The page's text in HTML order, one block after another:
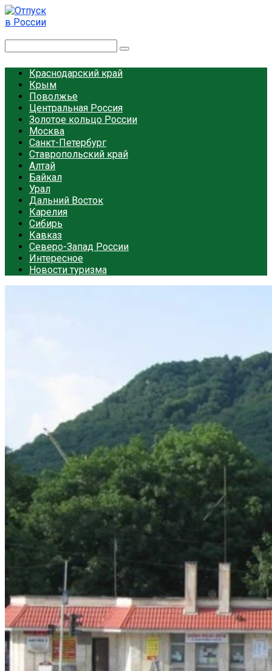
Перейти
к
Краснодарский край
Крым
Поволжье
Центральная Россия
Золотое кольцо России
Москва
Санкт-Петербург
Ставропольский край
Алтай
Байкал
Урал
Дальний Восток
Карелия
Сибирь
Кавказ
Северо-Запад России
Интересное
Новости туризма